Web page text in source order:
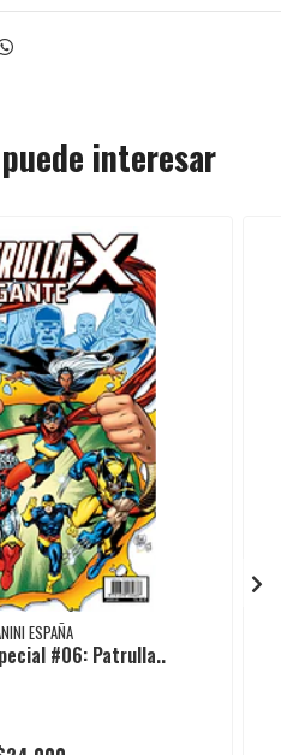
interesar
ESPAÑA
#06: Patrulla..